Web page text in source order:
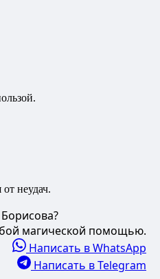
магической помощью.
Написать в WhatsApp
Написать в Telegram
неудач.